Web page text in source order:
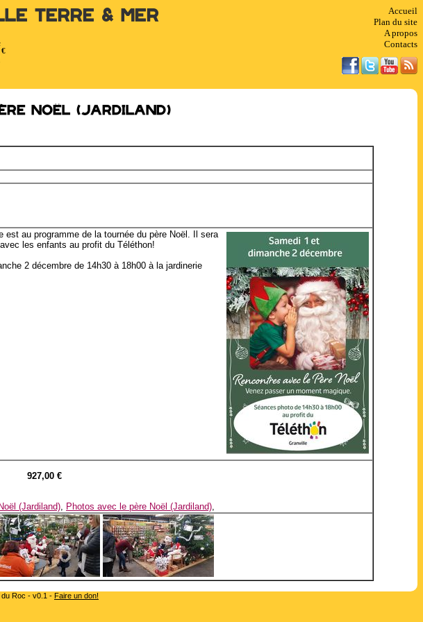
Accueil
Plan du site
A propos
Contacts
Terre & Mer
€
Noël (Jardiland)
est au programme de la tournée du père Noël. Il sera
les enfants au profit du Téléthon!
2 décembre de 14h30 à 18h00 à la jardinerie
927,00 €
(Jardiland) Photos avec le père Noël (Jardiland)
du Roc - v0.1 - Faire un don!